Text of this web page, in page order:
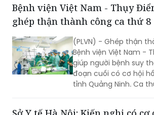
đáp ứng yêu cầu
nhân dân trong giai
(PLVN) - Ghép thận
Bệnh viện Việt Nam -
giúp người bệnh suy
đoạn cuối có cơ hội
tỉnh Quảng Ninh. Ca
hiện với sự hỗ trợ của
Đức.
Sở Y tế Hà Nội: Kiến nghị có